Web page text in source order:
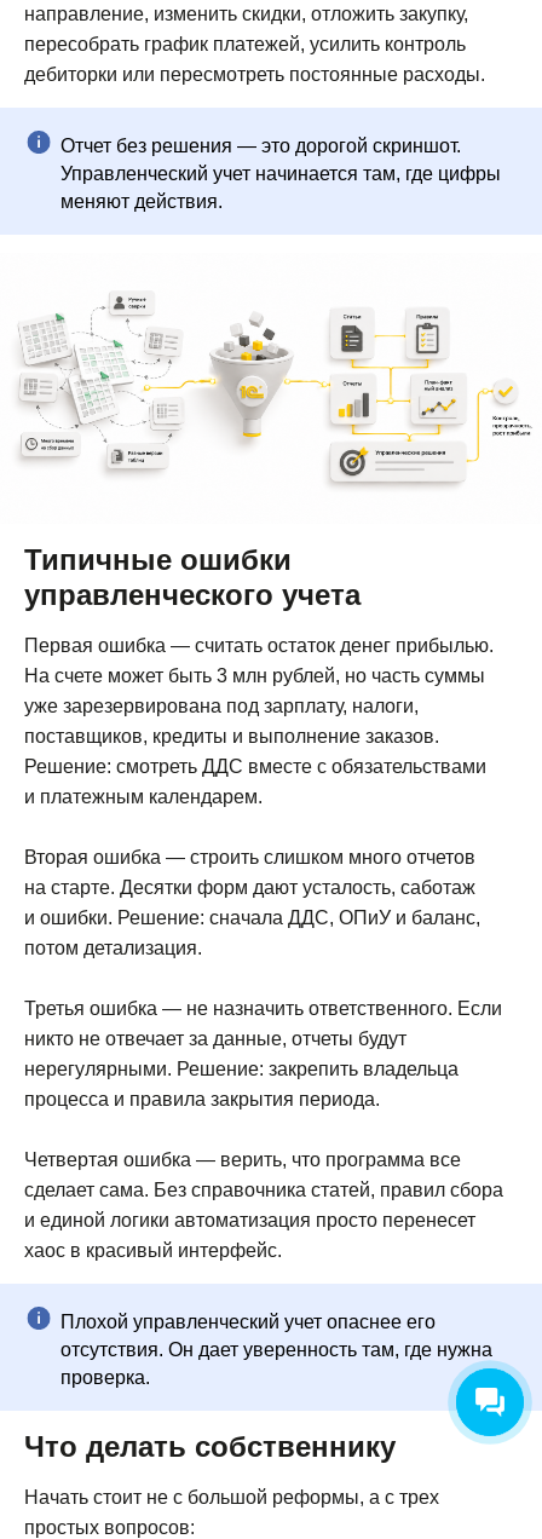
направление, изменить скидки, отложить закупку,
пересобрать график платежей, усилить контроль
дебиторки или пересмотреть постоянные расходы.
Отчет без решения — это дорогой скриншот.
Управленческий учет начинается там, где цифры
меняют действия.
Типичные ошибки
управленческого учета
Первая ошибка — считать остаток денег прибылью.
На счете может быть 3 млн рублей, но часть суммы
уже зарезервирована под зарплату, налоги,
поставщиков, кредиты и выполнение заказов.
Решение: смотреть ДДС вместе с обязательствами
и платежным календарем.
Вторая ошибка — строить слишком много отчетов
на старте. Десятки форм дают усталость, саботаж
и ошибки. Решение: сначала ДДС, ОПиУ и баланс,
потом детализация.
Третья ошибка — не назначить ответственного. Если
никто не отвечает за данные, отчеты будут
нерегулярными. Решение: закрепить владельца
процесса и правила закрытия периода.
Четвертая ошибка — верить, что программа все
сделает сама. Без справочника статей, правил сбора
и единой логики автоматизация просто перенесет
хаос в красивый интерфейс.
Плохой управленческий учет опаснее его
отсутствия. Он дает уверенность там, где нужна
проверка.
Что делать собственнику
Начать стоит не с большой реформы, а с трех
простых вопросов:
Согласие на обработку персональных данных
© 2026 г.